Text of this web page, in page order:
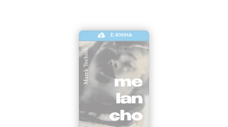
E-KNIHA